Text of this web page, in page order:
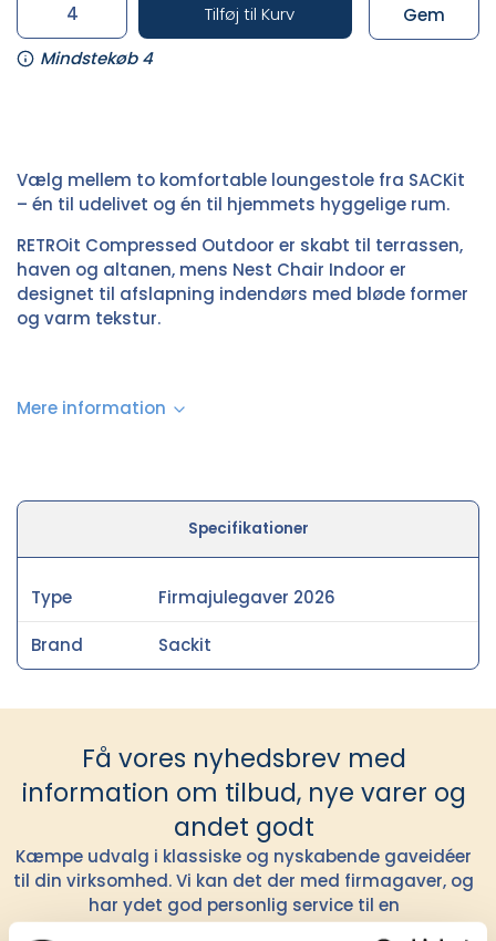
Tilføj til Kurv
Mindstekøb 4
Gem
Vælg mellem to komfortable loungestole fra SACKit
– én til udelivet og én til hjemmets hyggelige rum.
RETROit Compressed Outdoor er skabt til terrassen,
haven og altanen, mens Nest Chair Indoor er
designet til afslapning indendørs med bløde former
og varm tekstur.
Mere information
Specifikationer
Type Firmajulegaver 2026
Brand Sackit
Få vores nyhedsbrev med
information om tilbud, nye varer og
andet godt
Kæmpe udvalg i klassiske og nyskabende gaveidéer
til din virksomhed. Vi kan det der med firmagaver, og
har ydet god personlig service til en
konkurrencedygtig pris siden 1991.